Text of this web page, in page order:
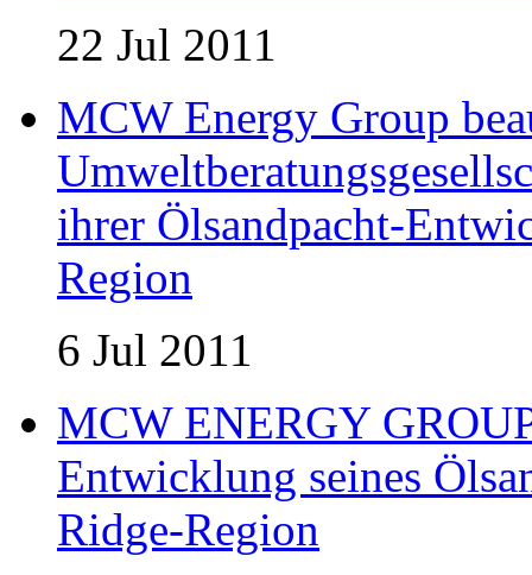
22 Jul 2011
MCW Energy Group
ihrer Ölsandpacht-
Region
6 Jul 2011
MCW ENERGY
Entwicklung seines
Ridge-Region